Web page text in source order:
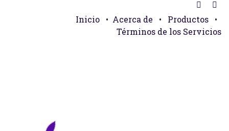
Inicio • Acerca de • Productos
•
Términos de los Servicios